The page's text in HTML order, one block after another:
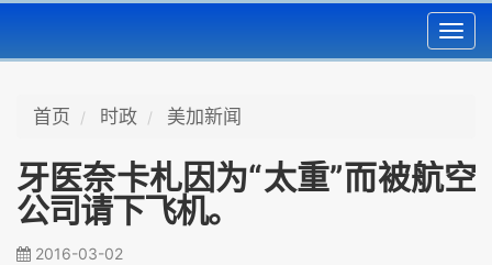
首页 时政 美加新闻
牙医奈卡札因为“太重”而被航空
公司请下飞机。
2016-03-02